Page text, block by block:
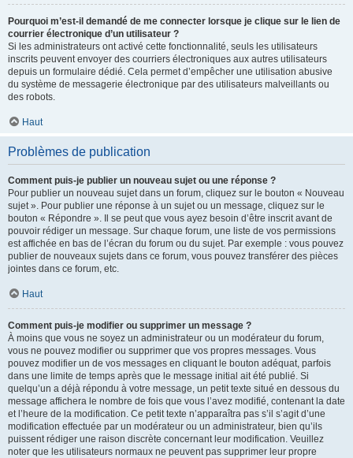
Pourquoi m’est-il demandé de me connecter lorsque je clique sur le lien de
courrier électronique d’un utilisateur ?
Si les administrateurs ont activé cette fonctionnalité, seuls les utilisateurs
inscrits peuvent envoyer des courriers électroniques aux autres utilisateurs
depuis un formulaire dédié. Cela permet d’empêcher une utilisation abusive
du système de messagerie électronique par des utilisateurs malveillants ou
des robots.
Haut
Problèmes de publication
Comment puis-je publier un nouveau sujet ou une réponse ?
Pour publier un nouveau sujet dans un forum, cliquez sur le bouton « Nouveau
sujet ». Pour publier une réponse à un sujet ou un message, cliquez sur le
bouton « Répondre ». Il se peut que vous ayez besoin d’être inscrit avant de
pouvoir rédiger un message. Sur chaque forum, une liste de vos permissions
est affichée en bas de l’écran du forum ou du sujet. Par exemple : vous pouvez
publier de nouveaux sujets dans ce forum, vous pouvez transférer des pièces
jointes dans ce forum, etc.
Haut
Comment puis-je modifier ou supprimer un message ?
À moins que vous ne soyez un administrateur ou un modérateur du forum,
vous ne pouvez modifier ou supprimer que vos propres messages. Vous
pouvez modifier un de vos messages en cliquant le bouton adéquat, parfois
dans une limite de temps après que le message initial ait été publié. Si
quelqu’un a déjà répondu à votre message, un petit texte situé en dessous du
message affichera le nombre de fois que vous l’avez modifié, contenant la date
et l’heure de la modification. Ce petit texte n’apparaîtra pas s’il s’agit d’une
modification effectuée par un modérateur ou un administrateur, bien qu’ils
puissent rédiger une raison discrète concernant leur modification. Veuillez
noter que les utilisateurs normaux ne peuvent pas supprimer leur propre